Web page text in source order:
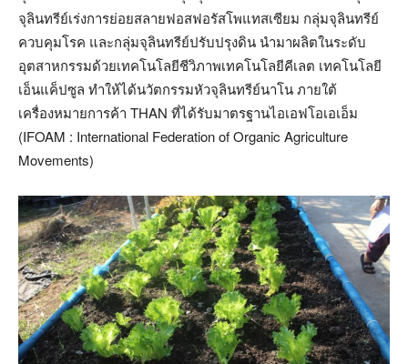
จุลินทรีย์เร่งการย่อยสลายฟอสฟอรัสโพแทสเซียม กลุ่มจุลินทรีย์
ควบคุมโรค และกลุ่มจุลินทรีย์ปรับปรุงดิน นำมาผลิตในระดับ
อุตสาหกรรมด้วยเทคโนโลยีชีวิภาพเทคโนโลยีคีเลต เทคโนโลยี
เอ็นแค็ปซูล ทำให้ได้นวัตกรรมหัวจุลินทรีย์นาโน ภายใต้
เครื่องหมายการค้า THAN ที่ได้รับมาตรฐานไอเอฟโอเอเอ็ม
(IFOAM : International Federation of Organic Agriculture
Movements)